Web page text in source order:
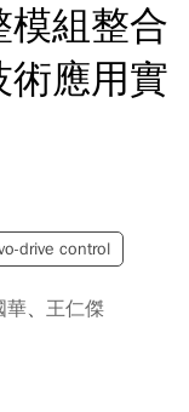
模組整合
應用實
drive control
華、 王仁傑